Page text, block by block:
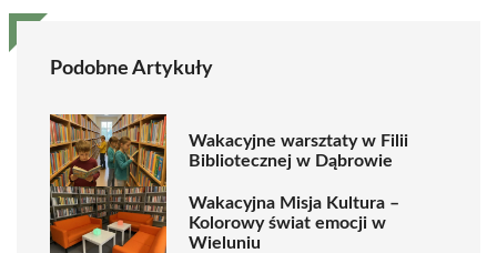
Podobne Artykuły
Wakacyjne warsztaty w Filii
Bibliotecznej w Dąbrowie
Wakacyjna Misja Kultura –
Kolorowy świat emocji w
Wieluniu